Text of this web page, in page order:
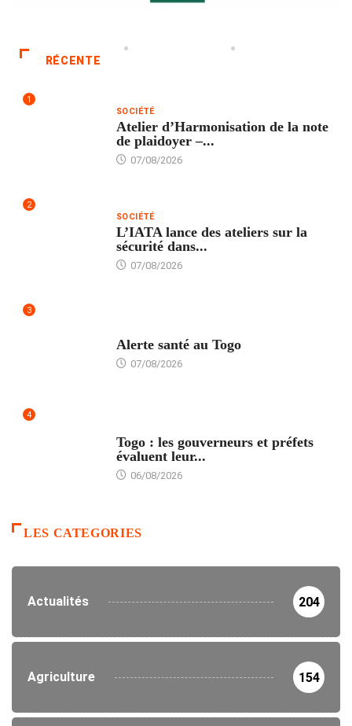
RÉCENTE
1
SOCIÉTÉ
Atelier d’Harmonisation de la note
de plaidoyer –...
07/08/2026
2
SOCIÉTÉ
L’IATA lance des ateliers sur la
sécurité dans...
07/08/2026
3
Alerte santé au Togo
07/08/2026
4
Togo : les gouverneurs et préfets
évaluent leur...
06/08/2026
LES CATEGORIES
Actualités 204
Agriculture 154